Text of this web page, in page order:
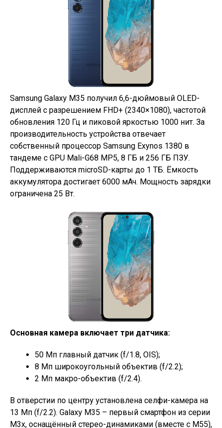
Samsung Galaxy M35 получил 6,6-дюймовый OLED-
дисплей с разрешением FHD+ (2340×1080), частотой
обновления 120 Гц и пиковой яркостью 1000 нит. За
производительность устройства отвечает
собственный процессор Samsung Exynos 1380 в
тандеме с GPU Mali-G68 MP5, 8 ГБ и 256 ГБ ПЗУ.
Поддерживаются microSD-карты до 1 ТБ. Ёмкость
аккумулятора достигает 6000 мАч. Мощность зарядки
ограничена 25 Вт.
Основная камера включает три датчика:
50 Мп главный датчик (f/1.8, OIS);
8 Мп широкоугольный объектив (f/2.2);
2 Мп макро-объектив (f/2.4).
В отверстии по центру установлена селфи-камера на
13 Мп (f/2.2). Galaxy M35 – первый смартфон из серии
M3x, оснащённый стерео-динамиками (вместе с M55),